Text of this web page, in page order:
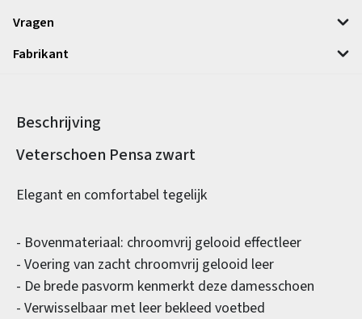
Vragen
Fabrikant
Beschrijving
Productinformatie
Veterschoen Pensa zwart
Elegant en comfortabel tegelijk
- Bovenmateriaal: chroomvrij gelooid effectleer
- Voering van zacht chroomvrij gelooid leer
- De brede pasvorm kenmerkt deze damesschoen
- Verwisselbaar met leer bekleed voetbed